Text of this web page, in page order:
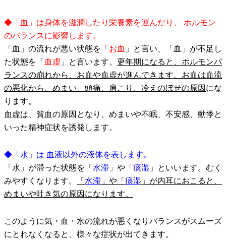
◆「血」は身体を滋潤したり栄養素を運んだり、 ホルモン
のバランスに影響します。
「血」の流れが悪い状態を「 お血 」と言い、「血」が不足し
た状態を「 血虚 」と言います。 更年期になると、ホルモンバ
ランスの崩れから、お血や血虚が進んできます。お血は血流
の悪化から、めまい、頭痛、肩こり、冷えのぼせの原因 にな
ります。
血虚は、貧血の原因となり、めまいや不眠、不安感、動悸と
いった精神症状を誘発します。
◆「水」は 血液以外の液体を表します。
「水」が滞った状態を「 水滞 」や「 痰湿 」といいます。むく
みやすくなります。
「 水滞 」や「 痰湿 」が内耳におこると、
めまいや吐き気の原因になります。
このように気・血・水の流れが悪くなりバランスがスムーズ
にとれなくなると、様々な症状が出てきます。